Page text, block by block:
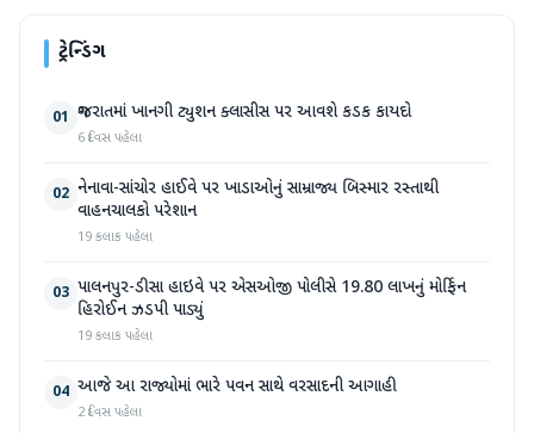
ટ્રેન્ડિંગ
01 ગુજરાતમાં ખાનગી ટ્યુશન ક્લાસીસ પર આવશે કડક કાયદો
6 દિવસ પહેલા
02 નેનાવા-સાંચોર હાઈવે પર ખાડાઓનું સામ્રાજ્ય બિસ્માર રસ્તાથી
વાહનચાલકો પરેશાન
19 કલાક પહેલા
03 પાલનપુર-ડીસા હાઇવે પર એસઓજી પોલીસે 19.80 લાખનું મોર્ફિન
હિરોઈન ઝડપી પાડ્યું
19 કલાક પહેલા
04 આજે આ રાજ્યોમાં ભારે પવન સાથે વરસાદની આગાહી
2 દિવસ પહેલા